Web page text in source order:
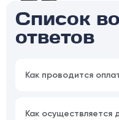
Список
ответов
Как проводится
Как осуществляется